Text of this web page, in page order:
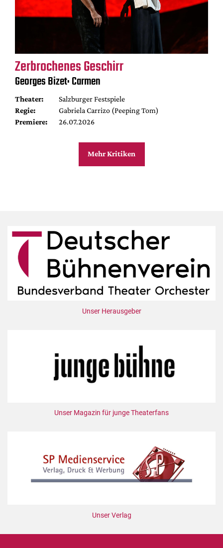
Zerbrochenes Geschirr
Georges Bizet: Carmen
Theater:
Salzburger Festspiele
Regie:
Gabriela Carrizo (Peeping Tom)
Premiere:
26.07.2026
Mehr Kritiken
Unser Herausgeber
Unser Magazin für junge Theaterfans
Unser Verlag